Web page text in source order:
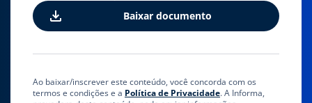
Ao baixar/inscrever este conteúdo, você concorda com os
termos e condições e a Política de Privacidade. A Informa,